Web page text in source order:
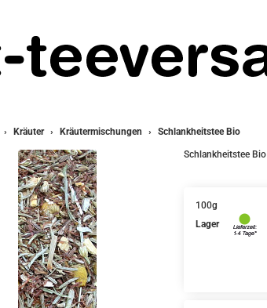
Kräuter Kräutermischungen Schlankheitstee Bio
Schlankheitstee Bio
100g
Lager